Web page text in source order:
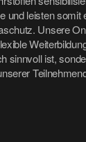
und leisten somit
Unsere
sinnvoll ist,